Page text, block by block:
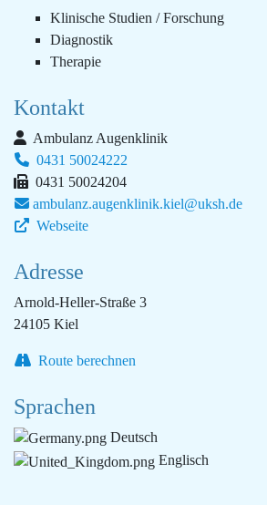
Klinische Studien / Forschung
Diagnostik
Therapie
Kontakt
Ambulanz Augenklinik
0431 50024222
0431 50024204
ambulanz.augenklinik.kiel@uksh.de
Webseite
Adresse
Arnold-Heller-Straße 3
24105 Kiel
Route berechnen
Sprachen
Deutsch
Englisch